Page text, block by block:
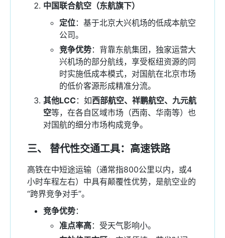
中国联合航空（东航旗下）
定位：基于北京大兴机场的低成本航空
公司。
竞争优势：背靠东航集团，独家运营大
兴机场的部分航线，享受枢纽资源的同
时实施低成本模式，对国航在北京市场
的低价客源形成精准分流。
其他LCC：如西部航空、祥鹏航空、九元航
空等，在各自区域市场（西南、华南等）也
对国航的细分市场构成竞争。
三、 替代性交通工具：高速铁路
高铁在中短途运输（通常指800公里以内，或4
小时车程左右）中具有颠覆性优势，是航空业的
“跨界竞争对手”。
竞争优势：
准点率高：受天气影响小。